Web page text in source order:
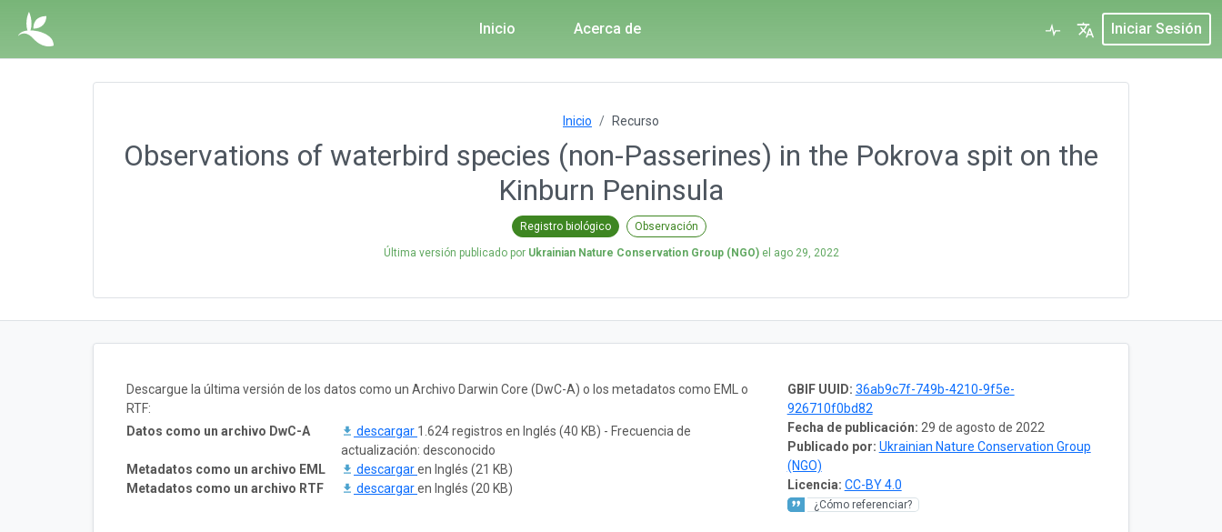
Inicio Acerca de Iniciar Sesión
Inicio Recurso
Observations of waterbird species (non-Passerines) in the Pokrova spit on the
Kinburn Peninsula
Registro biológico Observación
Última versión publicado por Ukrainian Nature Conservation Group (NGO)el ago 29, 2022
GBIF UUID: 36ab9c7f-749b-4210-9f5e-
926710f0bd82
Fecha de publicación: 29 de agosto de 2022
Publicado por: Ukrainian Nature Conservation Group
(NGO)
Licencia: CC-BY 4.0
¿Cómo referenciar?
Descargue la última versión de los datos como un Archivo Darwin Core (DwC-A) o los metadatos como EML o
RTF:
Datos como un archivo DwC-A
descargar 1.624 registros en Inglés (40 KB) - Frecuencia de
actualización: desconocido
Metadatos como un archivo EML
descargaren Inglés (21 KB)
Metadatos como un archivo RTF
descargaren Inglés (20 KB)